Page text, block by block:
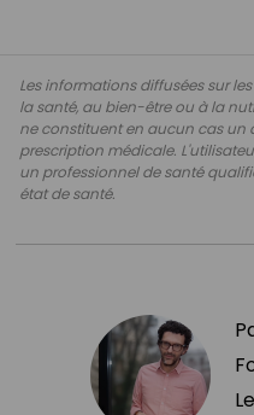
Les informations diffusées sur
la santé, au bien-être ou à la
ne constituent en aucun cas
prescription médicale.
un professionnel de santé
état de santé.
Le